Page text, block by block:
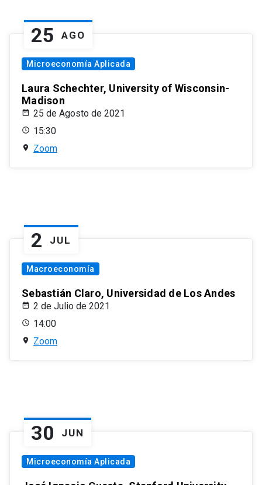
25 AGO
Microeconomía Aplicada
Laura Schechter, University of Wisconsin-
Madison
25 de Agosto de 2021
15:30
Zoom
2 JUL
Macroeconomía
Sebastián Claro, Universidad de Los Andes
2 de Julio de 2021
14:00
Zoom
30 JUN
Microeconomía Aplicada